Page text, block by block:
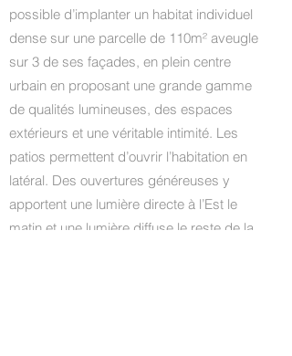
possible d’implanter un habitat individuel
dense sur une parcelle de 110m² aveugle
sur 3 de ses façades, en plein centre
urbain en proposant une grande gamme
de qualités lumineuses, des espaces
extérieurs et une véritable intimité. Les
patios permettent d’ouvrir l’habitation en
latéral. Des ouvertures généreuses y
apportent une lumière directe à l’Est le
matin et une lumière diffuse le reste de la